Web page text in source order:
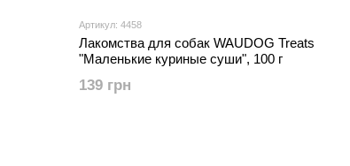
Артикул: 4458
Лакомства для собак WAUDOG Treats
"Маленькие куриные суши", 100 г
139 грн